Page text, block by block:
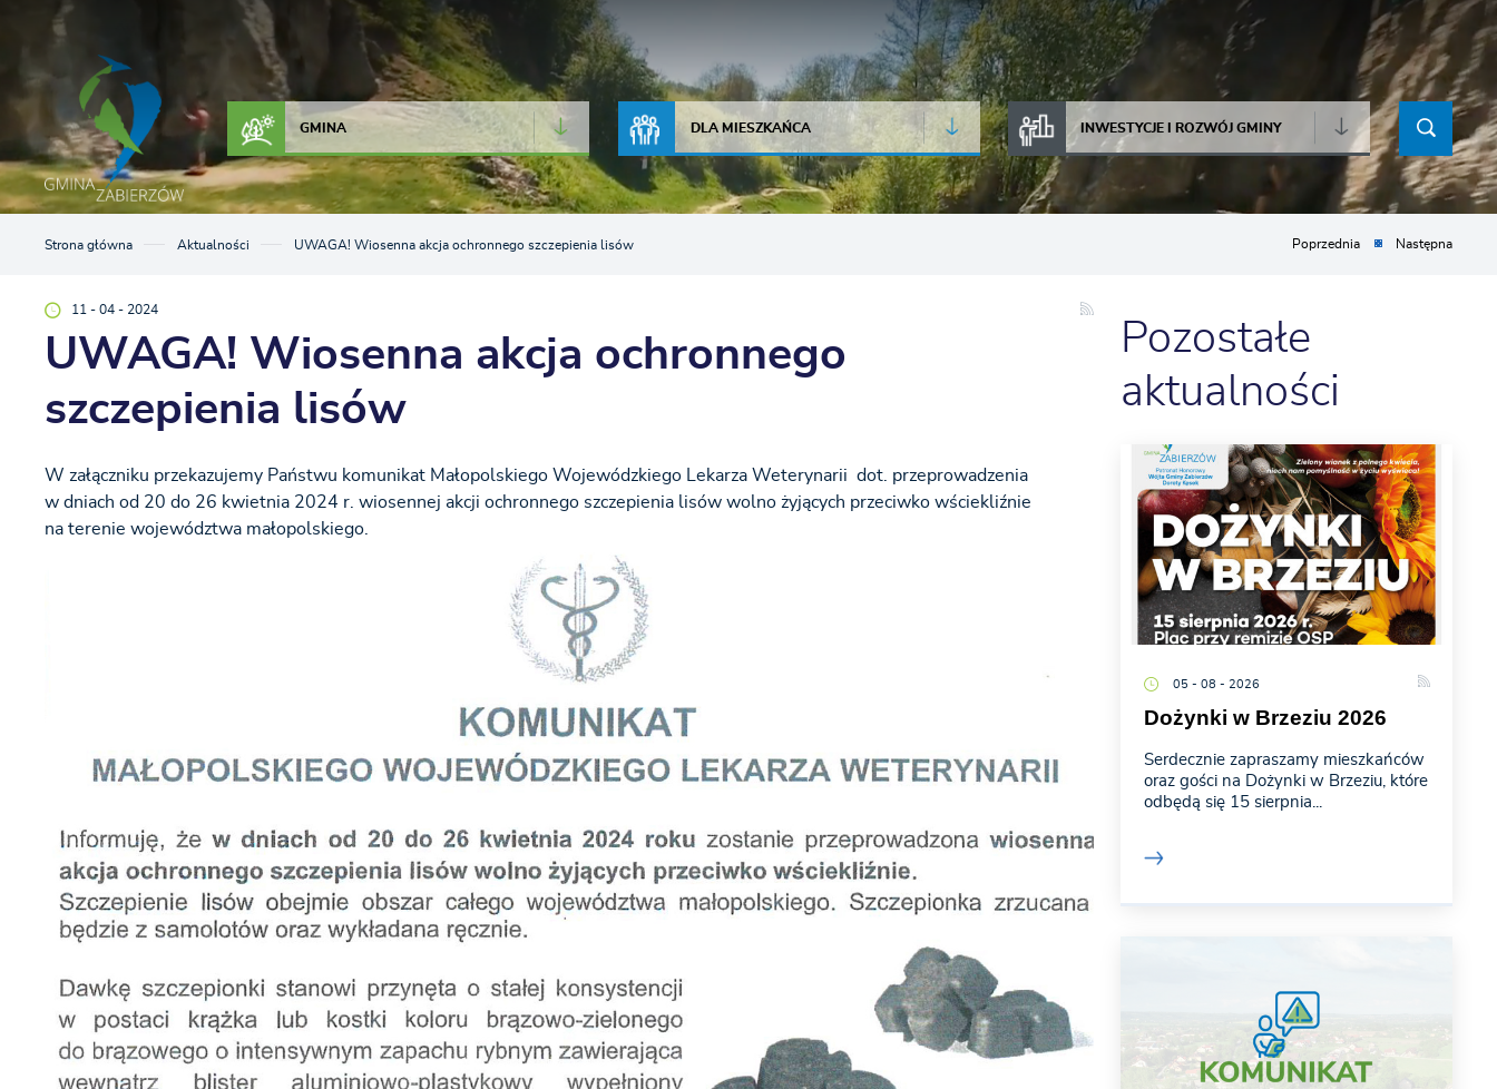
Przejdź do menu.
Przejdź do wyszukiwarki.
Przejdź do treści.
Przejdź do ustawień wielkości czcionki.
Włącz wersję kontrastową strony.
JAKOŚĆ POWIETRZA
GMINA DLA MIESZKAŃCA INWESTYCJE I ROZWÓJ GMINY
Strona główna Aktualności UWAGA! Wiosenna akcja ochronnego szczepienia lisów Poprzednia Następna
11 - 04 - 2024
UWAGA! Wiosenna akcja ochronnego
szczepienia lisów
W załączniku przekazujemy Państwu komunikat Małopolskiego Wojewódzkiego Lekarza Weterynarii dot. przeprowadzenia
w dniach od 20 do 26 kwietnia 2024 r. wiosennej akcji ochronnego szczepienia lisów wolno żyjących przeciwko wściekliźnie
na terenie województwa małopolskiego.
Pozostałe
aktualności
05 - 08 - 2026
Dożynki w Brzeziu 2026
Serdecznie zapraszamy mieszkańców
oraz gości na Dożynki w Brzeziu, które
odbędą się 15 sierpnia...